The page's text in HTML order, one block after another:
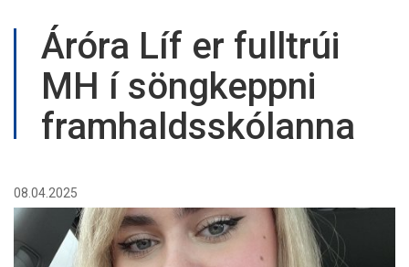
Áróra Líf er fulltrúi
MH í söngkeppni
framhaldsskólanna
08.04.2025